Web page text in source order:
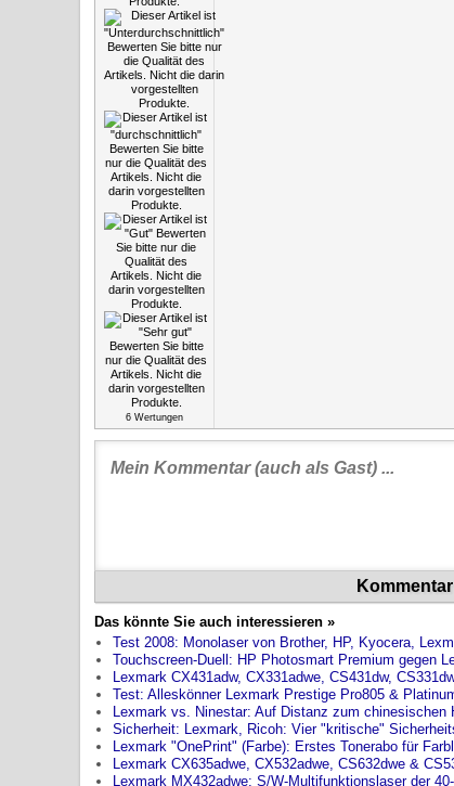
6 Wertungen
Das könnte Sie auch interessieren »
Test 2008: Monolaser von Brother, HP, Kyocera,
Touchscreen-Duell: HP Photosmart Premium gegen
Lexmark CX431adw, CX331adwe, CS431dw,
Test: Alleskönner Lexmark Prestige Pro805 &
Lexmark vs. Ninestar: Auf Distanz zum chinesischen
Sicherheit: Lexmark, Ricoh: Vier "kritische"
Lexmark "OnePrint" (Farbe): Erstes Tonerabo für
Lexmark CX635adwe, CX532adwe, CS632dwe &
Lexmark MX432adwe: S/W-Multifunktionslaser der